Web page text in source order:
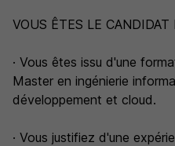
VOUS ÊTES LE CANDIDAT
· Vous êtes issu d'une
Master en ingénierie
développement et cloud.
· Vous justifiez d'une